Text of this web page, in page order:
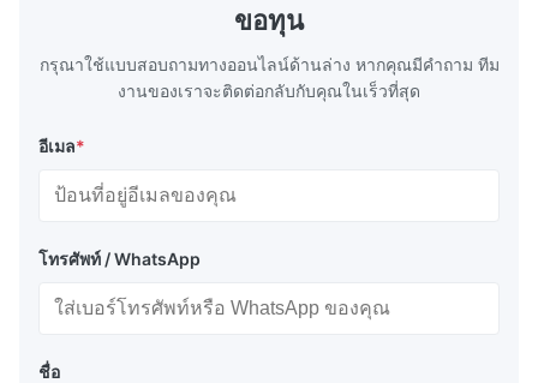
Product Features High-quality tinplate with
ขอทุน
กรุณาใช้แบบสอบถามทางออนไลน์ด้านล่าง หากคุณมีคําถาม ทีม
งานของเราจะติดต่อกลับกับคุณในเร็วที่สุด
อีเมล*
โทรศัพท์ / WhatsApp
ชื่อ